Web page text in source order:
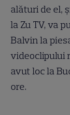
alături de el,
la Zu TV, va
Balvin la
videoclipului
avut loc la
ore.